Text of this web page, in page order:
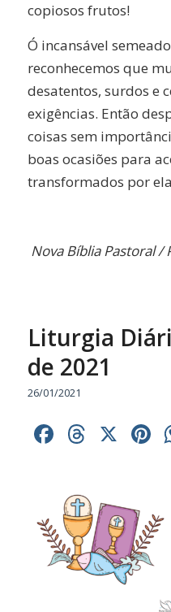
copiosos frutos!
Ó incansável
reconhecemos que
desatentos, surdos e
exigências. Então
coisas sem
boas ocasiões para
transformados por
Nova Bíblia Pastoral /
Liturgia
de 2021
26/01/2021
Facebook
X